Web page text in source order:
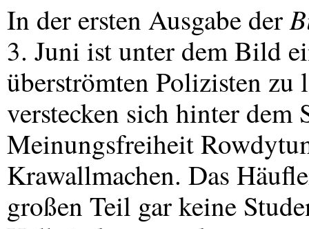
In der ersten Ausgabe der
3. Juni ist unter dem Bild
überströmten Polizisten zu
verstecken sich hinter dem
Meinungsfreiheit
Krawallmachen. Das
großen Teil gar keine